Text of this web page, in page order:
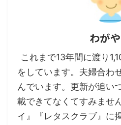
わが
これまで13年間に渡り
をしています。夫婦合わ
んでいます。更新が追い
載できてなくてすみませ
イ』『レタスクラブ』に